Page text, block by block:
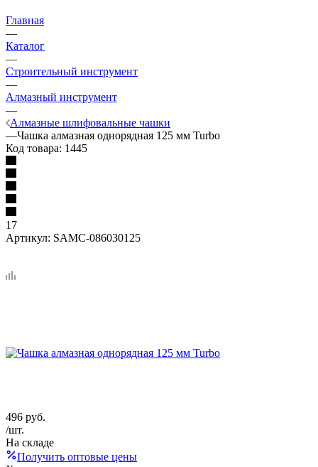
Главная
—
Каталог
—
Строительный инструмент
—
Алмазный инструмент
—
Алмазные шлифовальные чашки
—Чашка алмазная однорядная 125 мм Turbo
Код товара: 1445
17
Артикул: SAMC-086030125
496 руб.
/шт.
На складе
Получить оптовые цены